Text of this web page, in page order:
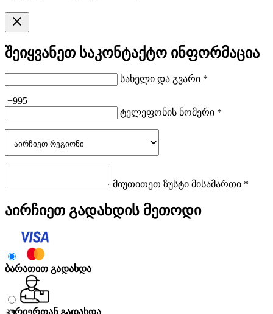
შეიყვანეთ საკონტაქტო ინფორმაცია
სახელი და გვარი *
+995
ტელეფონის ნომერი *
მიუთითეთ ზუსტი მისამართი *
აირჩიეთ გადახდის მეთოდი
ბარათით გადახდა